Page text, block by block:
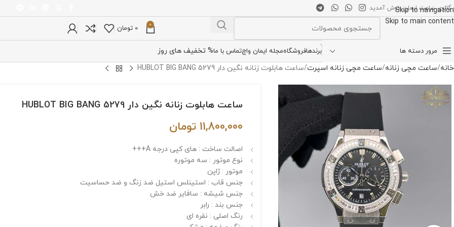
Skip to navigation
Skip to main content
گالری ساعت ایمان خوش آمدید
0
0 تومان
مرور دسته ها برندهافروشگاهمجله ایمان واچتماس با ما% تخفیف های روز
خانه ساعت مچی زنانه ساعت مچی زنانه اسپرت ساعت هابلوت زنانه نگین دار HUBLOT BIG BANG 5279
ساعت هابلوت زنانه نگین دار HUBLOT BIG BANG 5279
11,800,000 تومان
اصالت ساخت : های کپی درجه A+++
نوع موتور : سه موتوره
موتور : ژاپن
جنس قاب : استینلس استیل ضد زنگ و ضد حساسیت
جنس شیشه : سافایر ضد خش
جنس بند : رابر
رنگ اصلی : نقره ای